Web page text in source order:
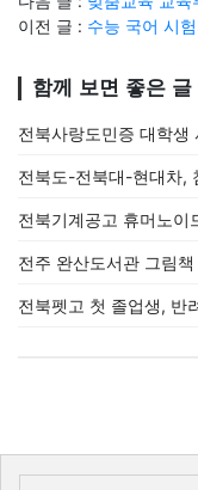
이전 글 : 수능 국어 시
함께 보면 좋은 글
전북사랑도민증 대학생
전북도-전북대-현대차,
전북기계공고 휴머노이
전주 완산도서관 그림
전북펫고 첫 졸업생, 반